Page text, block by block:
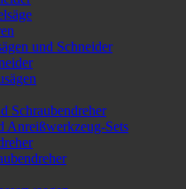
und Schneider
Schraubendreher
Anreißwerkzeug-Sets